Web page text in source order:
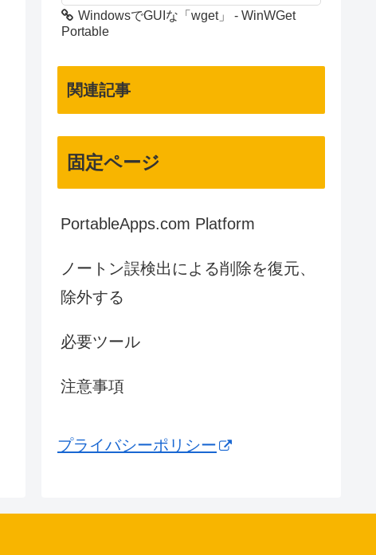
WindowsでGUIな「wget」 - WinWGet
Portable
関連記事
固定ページ
PortableApps.com Platform
ノートン誤検出による削除を復元、
除外する
必要ツール
注意事項
プライバシーポリシー